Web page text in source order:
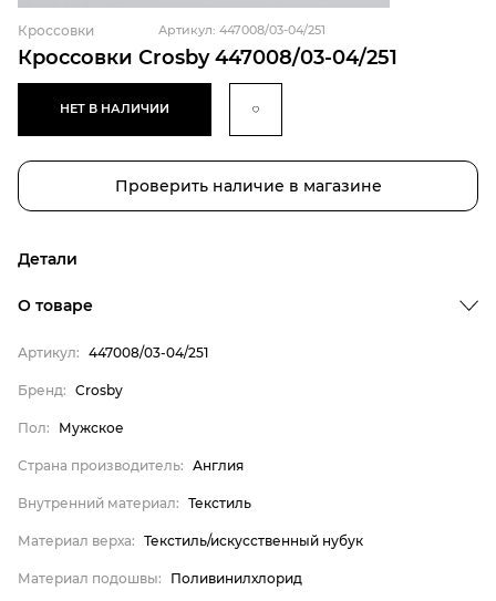
Кроссовки Crosby 447008/03-04/251
Кроссовки Артикул: 447008/03-04/251
НЕТ В НАЛИЧИИ
Проверить наличие в магазине
Детали
Страна производитель
Внутренний материал
Материал верха
Материал подошвы
Материал стельки
Англия
О товаре
Артикул: 447008/03-04/251
Бренд: Crosby
Пол: Мужское
Страна производитель: Англия
Внутренний материал: Текстиль
Материал верха: Текстиль/искусственный нубук
Материал подошвы: Поливинилхлорид